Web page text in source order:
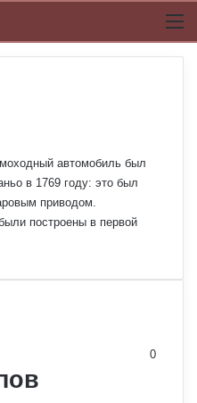
автомобиль был
в 1769 году: это был
приводом.
построены в первой
0